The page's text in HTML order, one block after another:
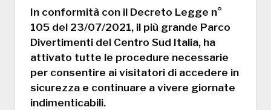
In conformità con il Decreto Legge n°
105 del 23/07/2021, il più grande Parco
Divertimenti del Centro Sud Italia, ha
attivato tutte le procedure necessarie
per consentire ai visitatori di accedere in
sicurezza e continuare a vivere giornate
indimenticabili.